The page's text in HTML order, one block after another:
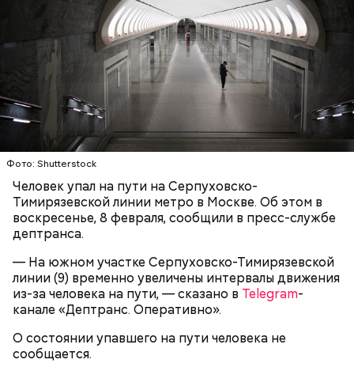
Фото: Shutterstock
Человек упал на пути на Серпуховско-
Тимирязевской линии метро в Москве. Об этом в
воскресенье, 8 февраля, сообщили в пресс-службе
дептранса.
— На южном участке Серпуховско-Тимирязевской
линии (9) временно увеличены интервалы движения
из-за человека на пути, — сказано в Telegram-
канале «Дептранс. Оперативно».
О состоянии упавшего на пути человека не
сообщается.
Блогеру грозило до семи лет лишения свободы.
— Мы съездили за витаминами, вернулись обратно,
поднялись домой. У него ухудшилось самочувствие
через сутки... Его увезли в больницу,
реанимировали, и там он скончался, — рассказывал
Миссюра на допросе.
Play
Video
Видео: пресс-служба ГСУ СК по Московской области